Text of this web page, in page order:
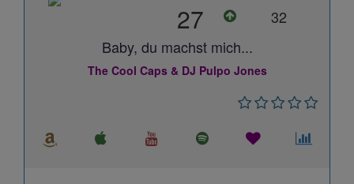
27
32
Baby, du machst mich...
The Cool Caps & DJ Pulpo Jones